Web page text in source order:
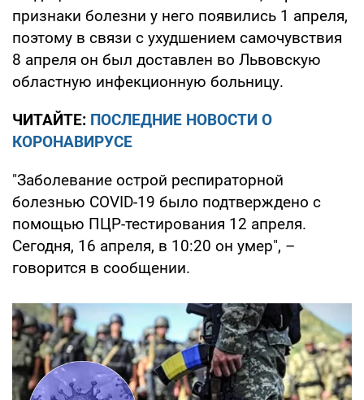
признаки болезни у него появились 1 апреля,
поэтому в связи с ухудшением самочувствия
8 апреля он был доставлен во Львовскую
областную инфекционную больницу.
ЧИТАЙТЕ: ПОСЛЕДНИЕ НОВОСТИ О
КОРОНАВИРУСЕ
"Заболевание острой респираторной
болезнью COVID-19 было подтверждено с
помощью ПЦР-тестирования 12 апреля.
Сегодня, 16 апреля, в 10:20 он умер", –
говорится в сообщении.